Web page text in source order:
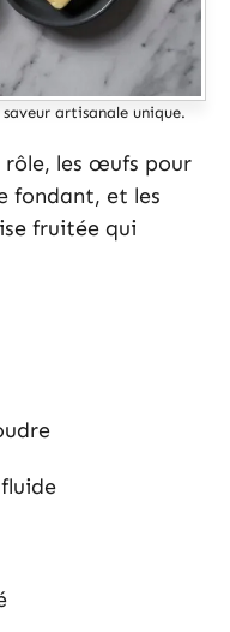
artisanale unique.
les œufs pour
fondant, et les
fruitée qui